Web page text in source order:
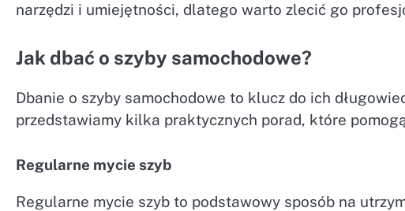
narzędzi i umiejętności, dlatego warto zlecić go
Jak dbać o szyby samochodowe?
Dbanie o szyby samochodowe to klucz do ich
przedstawiamy kilka praktycznych porad, które
Regularne mycie szyb
Regularne mycie szyb to podstawowy sposób na